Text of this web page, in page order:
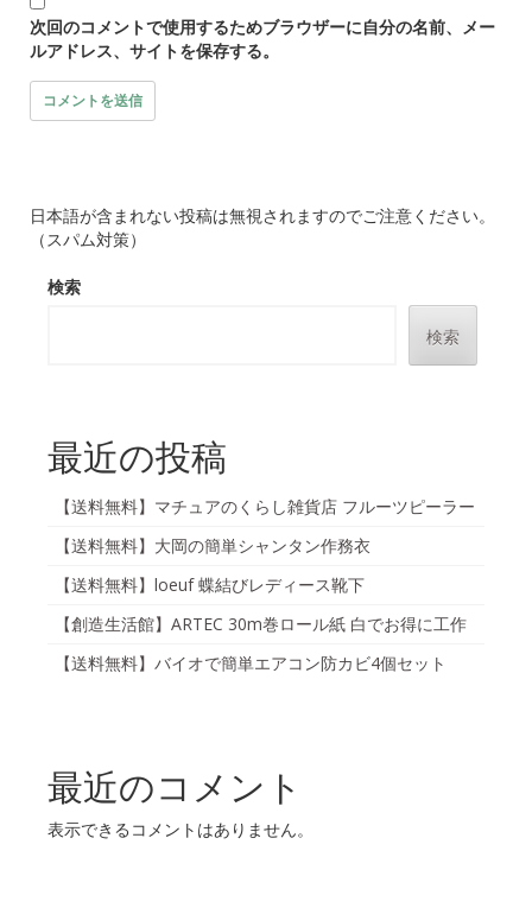
次回のコメントで使用するためブラウザーに自分の名前、メー
ルアドレス、サイトを保存する。
日本語が含まれない投稿は無視されますのでご注意ください。
（スパム対策）
検索
検索
最近の投稿
【送料無料】マチュアのくらし雑貨店 フルーツピーラー
【送料無料】大岡の簡単シャンタン作務衣
【送料無料】loeuf 蝶結びレディース靴下
【創造生活館】ARTEC 30m巻ロール紙 白でお得に工作
【送料無料】バイオで簡単エアコン防カビ4個セット
最近のコメント
表示できるコメントはありません。